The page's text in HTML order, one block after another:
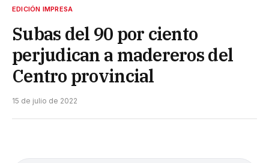
EDICIÓN IMPRESA
Subas del 90 por ciento
perjudican a madereros del
Centro provincial
15 de julio de 2022